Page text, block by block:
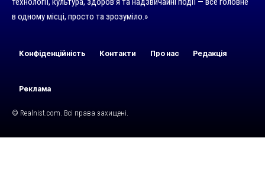
в одному місці, просто та зрозуміло.»
Конфіденційність Контакти Про нас Редакція
Реклама
© Realnist.com. Всі права захищені.